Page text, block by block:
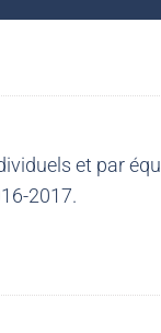
et par
2017.